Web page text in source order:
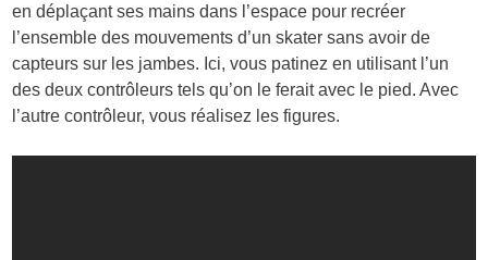
en déplaçant ses mains dans l’espace pour recréer
l’ensemble des mouvements d’un skater sans avoir de
capteurs sur les jambes. Ici, vous patinez en utilisant l’un
des deux contrôleurs tels qu’on le ferait avec le pied. Avec
l’autre contrôleur, vous réalisez les figures.